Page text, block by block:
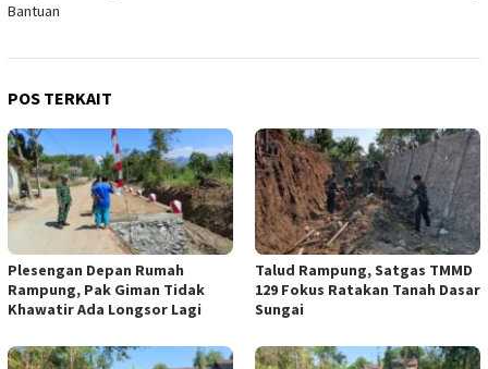
Bantuan
POS TERKAIT
Plesengan Depan Rumah
Rampung, Pak Giman Tidak
Khawatir Ada Longsor Lagi
Talud Rampung, Satgas TMMD
129 Fokus Ratakan Tanah Dasar
Sungai